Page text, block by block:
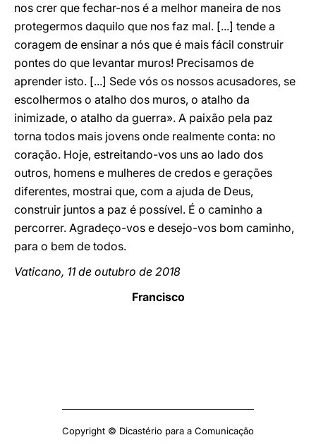
nos crer que fechar-nos é a melhor maneira de nos
protegermos daquilo que nos faz mal. [...] tende a
coragem de ensinar a nós que é mais fácil construir
pontes do que levantar muros! Precisamos de
aprender isto. [...] Sede vós os nossos acusadores, se
escolhermos o atalho dos muros, o atalho da
inimizade, o atalho da guerra». A paixão pela paz
torna todos mais jovens onde realmente conta: no
coração. Hoje, estreitando-vos uns ao lado dos
outros, homens e mulheres de credos e gerações
diferentes, mostrai que, com a ajuda de Deus,
construir juntos a paz é possível. É o caminho a
percorrer. Agradeço-vos e desejo-vos bom caminho,
para o bem de todos.
Vaticano, 11 de outubro de 2018
Francisco
Copyright © Dicastério para a Comunicação